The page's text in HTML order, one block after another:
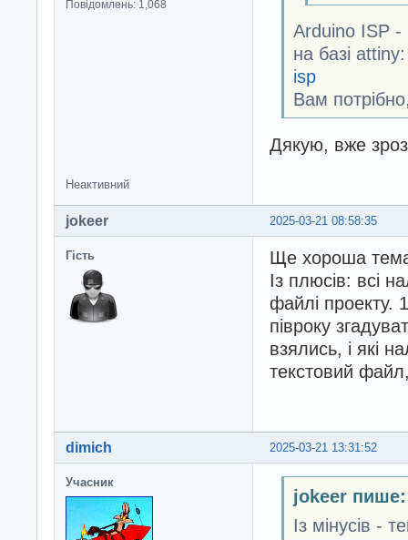
Повідомлень: 1,068
Arduino ISP -
на базі
isp
Вам
Дякую, вже
Неактивний
2025-03-21 08:58:35
jokeer
Гість
Ще хороша
Із плюсів: всі
файлі проекту.
півроку
взялись, і які
текстовий
2025-03-21 13:31:52
dimich
Учасник
jokeer пише:
Із мінусів -